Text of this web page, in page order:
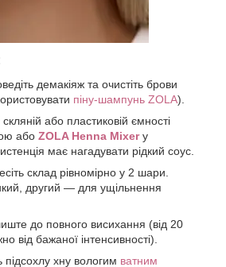
демакіяж та очистіть брови
піну-шампунь ZOLA).
або пластиковій ємності
або ZOLA Henna Mixerу
має нагадувати рідкий соус.
склад рівномірно у 2 шари.
другий — для ущільнення
до повного висихання (від 20
від бажаної інтенсивності).
підсохлу хну вологим ватним